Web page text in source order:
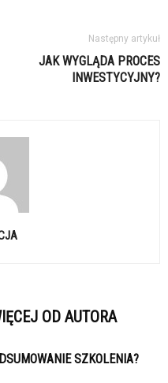
Następny artykuł
JAK WYGLĄDA PROCES
INWESTYCYJNY?
OD AUTORA
SZKOLENIA?